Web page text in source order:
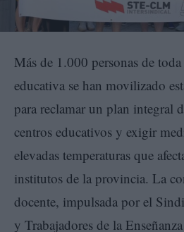
Más de 1.000 personas de
educativa se han movilizado
para reclamar un plan integral
centros educativos y exigir
elevadas temperaturas que
institutos de la provincia. La
docente, impulsada por el
y Trabajadores de la